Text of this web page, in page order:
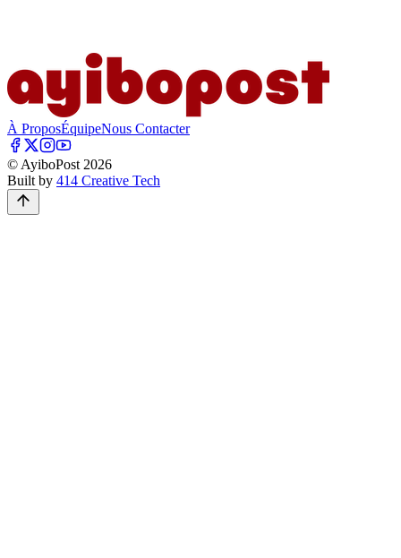
À ProposÉquipeNous Contacter
© AyiboPost 2026
Built by 414 Creative Tech